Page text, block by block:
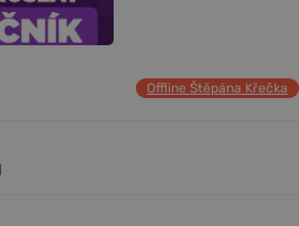
Offline Štěpána Křečka